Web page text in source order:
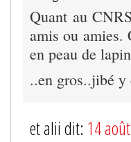
Quant au
amis ou amies.
en peau de lapin
..en gros..jibé y
et alii dit: 14